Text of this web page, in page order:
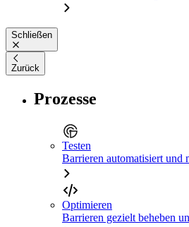
Schließen
Zurück
Prozesse
Testen
Barrieren automatisiert und
Optimieren
Barrieren gezielt beheben